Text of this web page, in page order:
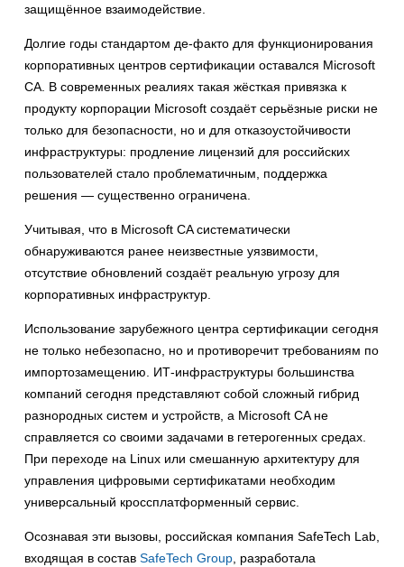
защищённое взаимодействие.
Долгие годы стандартом де-факто для функционирования
корпоративных центров сертификации оставался Microsoft
CA. В современных реалиях такая жёсткая привязка к
продукту корпорации Microsoft создаёт серьёзные риски не
только для безопасности, но и для отказоустойчивости
инфраструктуры: продление лицензий для российских
пользователей стало проблематичным, поддержка
решения — существенно ограничена.
Учитывая, что в Microsoft CA систематически
обнаруживаются ранее неизвестные уязвимости,
отсутствие обновлений создаёт реальную угрозу для
корпоративных инфраструктур.
Использование зарубежного центра сертификации сегодня
не только небезопасно, но и противоречит требованиям по
импортозамещению. ИТ-инфраструктуры большинства
компаний сегодня представляют собой сложный гибрид
разнородных систем и устройств, а Microsoft CA не
справляется со своими задачами в гетерогенных средах.
При переходе на Linux или смешанную архитектуру для
управления цифровыми сертификатами необходим
универсальный кроссплатформенный сервис.
Осознавая эти вызовы, российская компания SafeTech Lab,
входящая в состав SafeTech Group, разработала